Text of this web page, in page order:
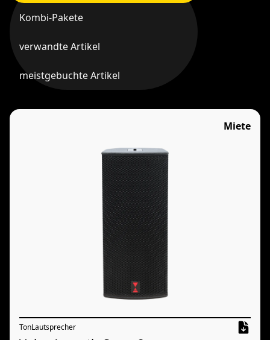
Kombi-Pakete
verwandte Artikel
meistgebuchte Artikel
Miete
TonLautsprecher